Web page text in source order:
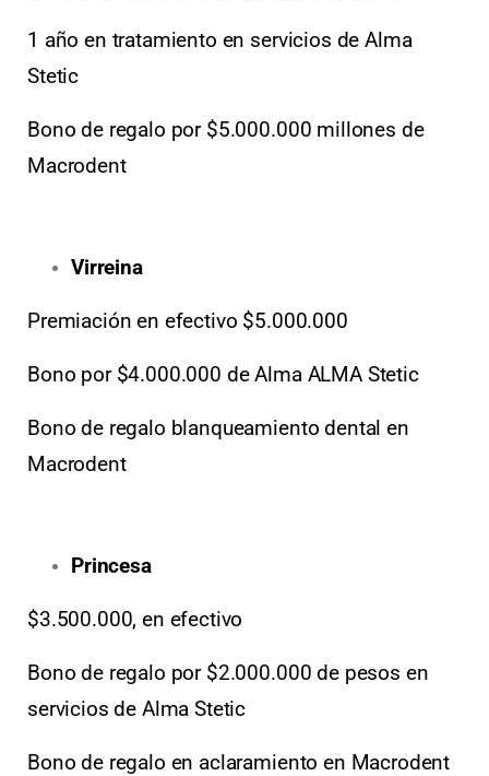
1 año en tratamiento en servicios de Alma
Stetic
Bono de regalo por $5.000.000 millones de
Macrodent
Virreina
Premiación en efectivo $5.000.000
Bono por $4.000.000 de Alma ALMA Stetic
Bono de regalo blanqueamiento dental en
Macrodent
Princesa
$3.500.000, en efectivo
Bono de regalo por $2.000.000 de pesos en
servicios de Alma Stetic
Bono de regalo en aclaramiento en Macrodent